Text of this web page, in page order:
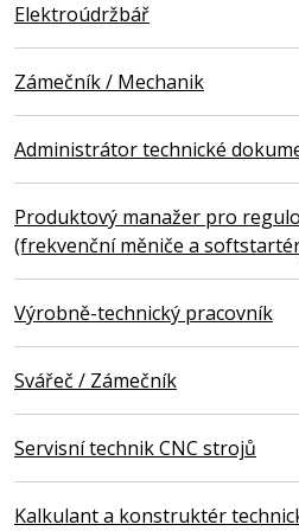
Elektroúdržbář
Zámečník / Mechanik
Administrátor technické
Produktový manažer pro
(frekvenční měniče a
Výrobně-technický pracovník
Svářeč / Zámečník
Servisní technik CNC strojů
Kalkulant a konstruktér